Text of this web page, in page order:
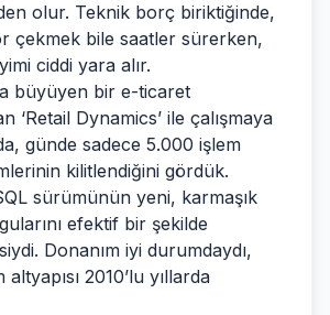
olur. Teknik borç biriktiğinde,
çekmek bile saatler sürerken,
ciddi yara alır.
büyüyen bir e-ticaret
‘Retail Dynamics’ ile çalışmaya
günde sadece 5.000 işlem
kilitlendiğini gördük.
sürümünün yeni, karmaşık
efektif bir şekilde
Donanım iyi durumdaydı,
altyapısı 2010’lu yıllarda